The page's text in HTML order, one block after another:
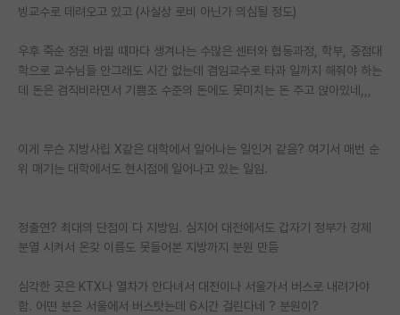
재팬라운지 🌸
빙교수로 데려오고 있고 (사실상 로비 아닌가 의심될 정도)
우후 죽순 정권 바뀔 때마다 생겨나는 수많은 센터와 협동과정, 학부, 중점대
학으로 교수님들 안그래도 시간 없는데 겸임교수로 타과 일까지 해줘야 하는
데 돈은 겸직비라면서 기쁨조 수준의 돈에도 못미치는 돈 주고 앉아있네,,,
이게 무슨 지방사립 X같은 대학에서 일어나는 일인거 같음? 여기서 매번 순
위 매기는 대학에서도 현시점에 일어나고 있는 일임.
정출연? 최대의 단점이 다 지방임. 심지어 대전에서도 갑자기 정부가 강제
분열 시켜서 온갖 이름도 못들어본 지방까지 분원 만듬
심각한 곳은 KTX나 열차가 안다녀서 대전이나 서울가서 버스로 내려가야
함. 어떤 분은 서울에서 버스탓는데 6시간 걸린다네 ? 분원이?